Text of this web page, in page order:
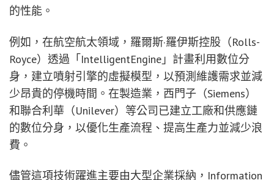
的性能。
例如，在航空航太領域，羅爾斯·羅伊斯控股（Rolls-
Royce）透過「IntelligentEngine」計畫利用數位分
身，建立噴射引擎的虛擬模型，以預測維護需求並減
少昂貴的停機時間。在製造業，西門子（Siemens）
和聯合利華（Unilever）等公司已建立工廠和供應鏈
的數位分身，以優化生產流程、提高生產力並減少浪
費。
儘管這項技術躍進主要由大型企業採納，Information